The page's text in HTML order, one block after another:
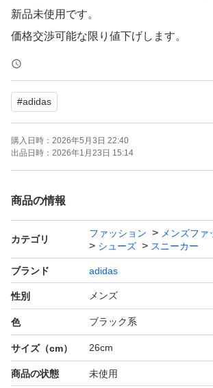
新品未使用です。
価格交渉可能な限り値下げします。
#adidas
購入日時： 2026年5月3日 22:40
出品日時： 2026年1月23日 15:14
商品の情報
カテゴリ
ファッション
メンズファ
シューズ
スニーカー
ブランド adidas
性別 メンズ
色 ブラック系
サイズ（cm） 26cm
商品の状態 未使用